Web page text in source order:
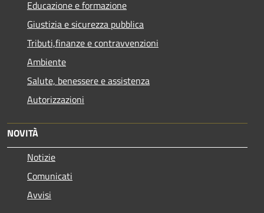
Educazione e formazione
Giustizia e sicurezza pubblica
Tributi,finanze e contravvenzioni
Ambiente
Salute, benessere e assistenza
Autorizzazioni
NOVITÀ
Notizie
Comunicati
Avvisi